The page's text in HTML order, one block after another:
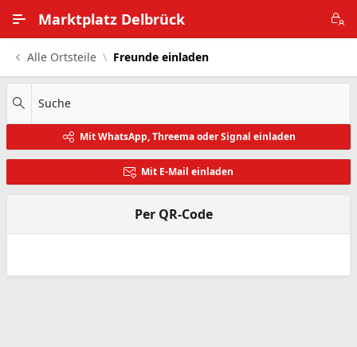
Marktplatz Delbrück
Alle Ortsteile
Impressum
Nutzungsbedingungen
Alle Ortsteile Freunde einladen
Suche
Mit WhatsApp, Threema oder Signal einladen
Mit E-Mail einladen
Per QR-Code